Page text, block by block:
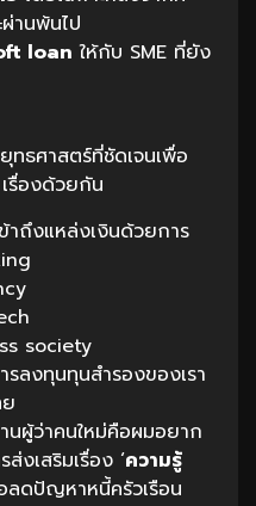
านพ้นไป
loan ให้กับ SME ที่ยัง
ทธศาสตร์ที่ชัดเจนเพื่อ
รื่องด้วยกัน
าถึงแหล่งเงินด้วยการ
society
ลงทุนทุนสำรองของเรา
ผู้ว่าคนใหม่คือผมอยาก
งเสริมเรื่อง ‘ความรู้
ลดปัญหาหนี้ครัวเรือน